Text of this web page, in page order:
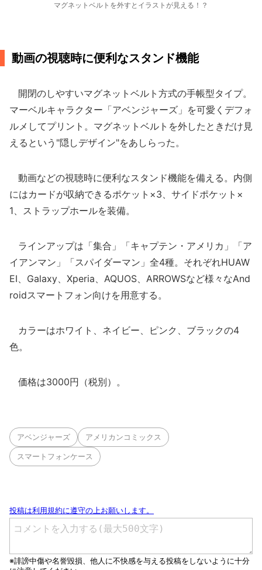
マグネットベルトを外すとイラストが見える！？
動画の視聴時に便利なスタンド機能
開閉のしやすいマグネットベルト方式の手帳型タイプ。
マーベルキャラクター「アベンジャーズ」を可愛くデフォ
ルメしてプリント。マグネットベルトを外したときだけ見
えるという"隠しデザイン"をあしらった。
動画などの視聴時に便利なスタンド機能を備える。内側
にはカードが収納できるポケット×3、サイドポケット×
1、ストラップホールを装備。
ラインアップは「集合」「キャプテン・アメリカ」「ア
イアンマン」「スパイダーマン」全4種。それぞれHUAW
EI、Galaxy、Xperia、AQUOS、ARROWSなど様々なAnd
roidスマートフォン向けを用意する。
カラーはホワイト、ネイビー、ピンク、ブラックの4
色。
価格は3000円（税別）。
アベンジャーズ アメリカンコミックス
スマートフォンケース